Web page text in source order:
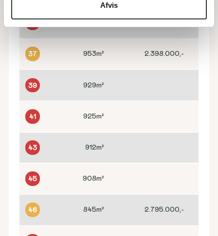
Afvis
37 953m² 2.398.000,-
39 929m²
41 925m²
43 912m²
45 908m²
46 845m² 2.795.000,-